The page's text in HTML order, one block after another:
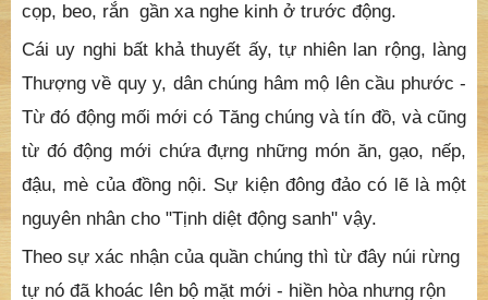
ở xa khoảng 15 cây số trở lại - có điều con biết thứ
sáng suốt nầy không phải là "tuệ" tự nơi mình hiển
hiện, mà chính ở khả năng công đức thọ trì kinh Pháp
Hoa. Mỗi lần tụng kinh tuy con không nhìn lại nhưng
con vẫn thấy rõ được hình dáng các vị thiên thần uy
nghi khi biến khi hiện ở bên cạnh, và có bao nhiêu
cọp, beo, rắn gần xa nghe kinh ở trước động.
Cái uy nghi bất khả thuyết ấy, tự nhiên lan rộng, làng
Thượng về quy y, dân chúng hâm mộ lên cầu phước -